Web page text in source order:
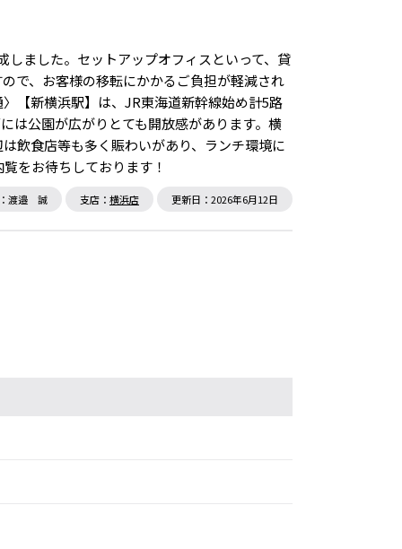
しました。セットアップオフィスといって、貸
で、お客様の移転にかかるご負担が軽減され
【新横浜駅】は、JR東海道新幹線始め計5路
は公園が広がりとても開放感があります。横
飲食店等も多く賑わいがあり、ランチ環境に
をお待ちしております！
渡邉 誠 支店： 横浜店 更新日：2026年6月12日